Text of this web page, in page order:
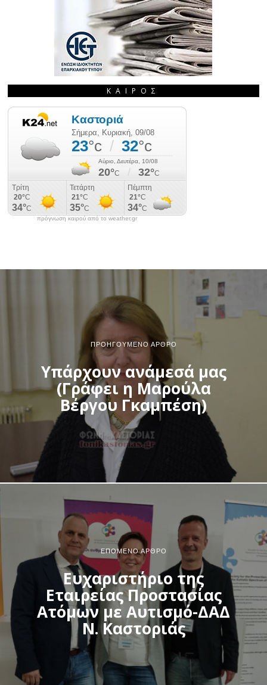
ΚΑΙΡΌΣ
πρόγνωση καιρού από το weather.gr
ΠΡΟΗΓΟΎΜΕΝΟ ΆΡΘΡΟ
Υπάρχουν ανάμεσά μας
(Γράφει η Μαρούλα
Βέργου Γκαμπέση)
ΕΠΌΜΕΝΟ ΆΡΘΡΟ
Ευχαριστήριο της
Εταιρείας Προστασίας
Ατόμων με Αυτισμό-ΔΑΔ
Ν. Καστοριάς